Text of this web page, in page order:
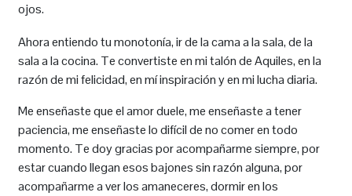
ojos.
Ahora entiendo tu monotonía, ir de la cama a la sala, de la
sala a la cocina. Te convertiste en mi talón de Aquiles, en la
razón de mi felicidad, en mí inspiración y en mi lucha diaria.
Me enseñaste que el amor duele, me enseñaste a tener
paciencia, me enseñaste lo difícil de no comer en todo
momento. Te doy gracias por acompañarme siempre, por
estar cuando llegan esos bajones sin razón alguna, por
acompañarme a ver los amaneceres, dormir en los